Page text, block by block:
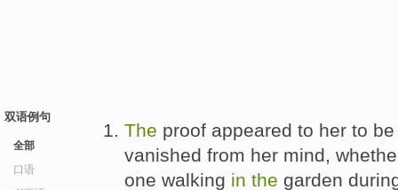
双语例句
全部
口语
The proof appeared to her to be
vanished from her mind,
one walking in the garden